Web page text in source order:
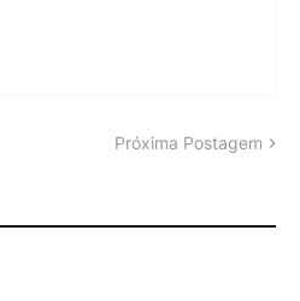
Próxima Postagem